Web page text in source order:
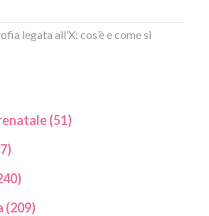
legata all’X: cos’è e come si
(51)
(209)